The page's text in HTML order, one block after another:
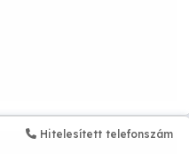
Hitelesített telefonszám